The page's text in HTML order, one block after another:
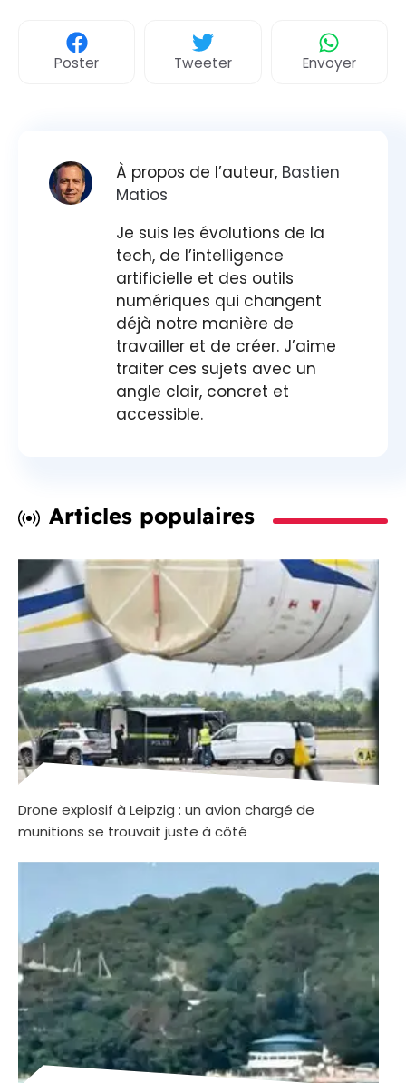
Poster Tweeter Envoyer
À propos de l’auteur, Bastien
Matios
Je suis les évolutions de la
tech, de l’intelligence
artificielle et des outils
numériques qui changent
déjà notre manière de
travailler et de créer. J’aime
traiter ces sujets avec un
angle clair, concret et
accessible.
Articles populaires
Drone explosif à Leipzig : un avion chargé de
munitions se trouvait juste à côté